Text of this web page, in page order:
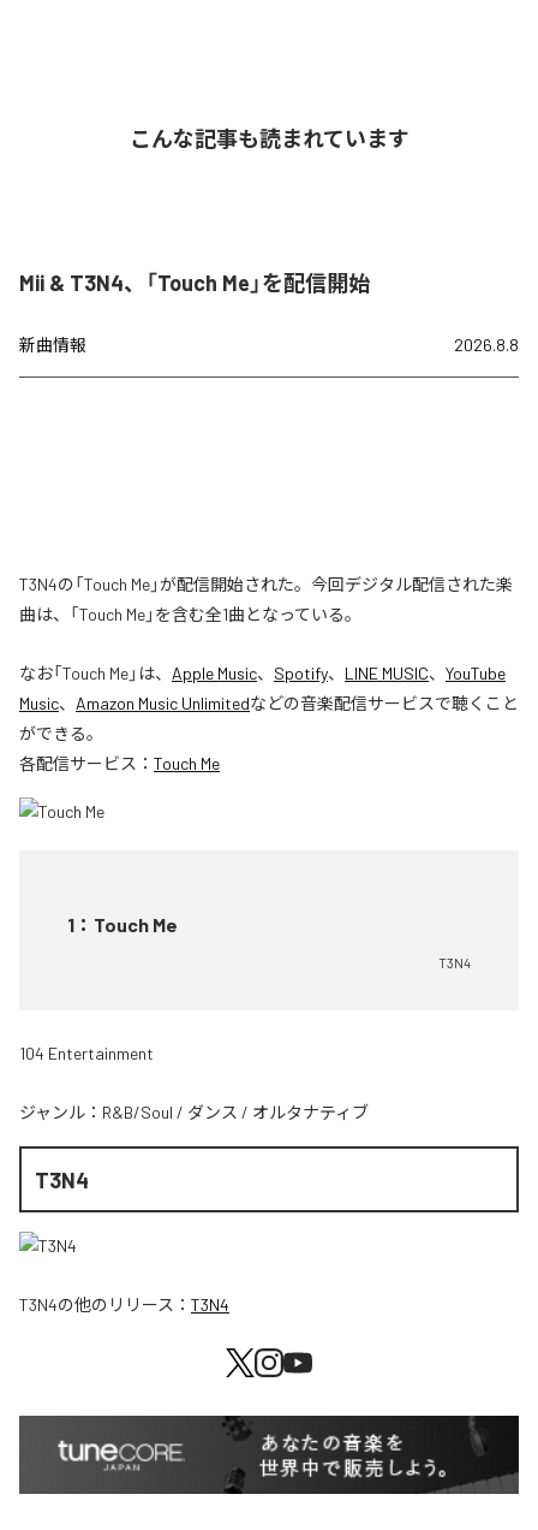
こんな記事も読まれています
Mii & T3N4、「Touch Me」を配信開始
新曲情報 2026.8.8
T3N4の「Touch Me」が配信開始された。今回デジタル配信された楽
曲は、「Touch Me」を含む全1曲となっている。
なお「Touch Me」は、 Apple Music、 Spotify、 LINE MUSIC、 YouTube
Music、 Amazon Music Unlimitedなどの音楽配信サービスで聴くこと
ができる。
各配信サービス： Touch Me
1 ： Touch Me
T3N4
104 Entertainment
ジャンル： R&B/Soul / ダンス / オルタナティブ
T3N4
T3N4の他のリリース： T3N4